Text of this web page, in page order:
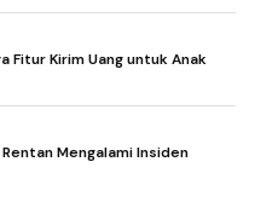
Fitur Kirim Uang untuk Anak
Mengalami Insiden